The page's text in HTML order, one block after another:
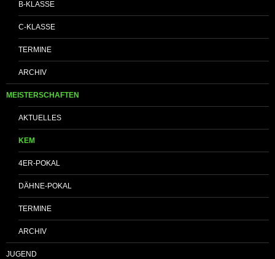
B-KLASSE
C-KLASSE
TERMINE
ARCHIV
MEISTERSCHAFTEN
AKTUELLES
KEM
4ER-POKAL
DÄHNE-POKAL
TERMINE
ARCHIV
JUGEND